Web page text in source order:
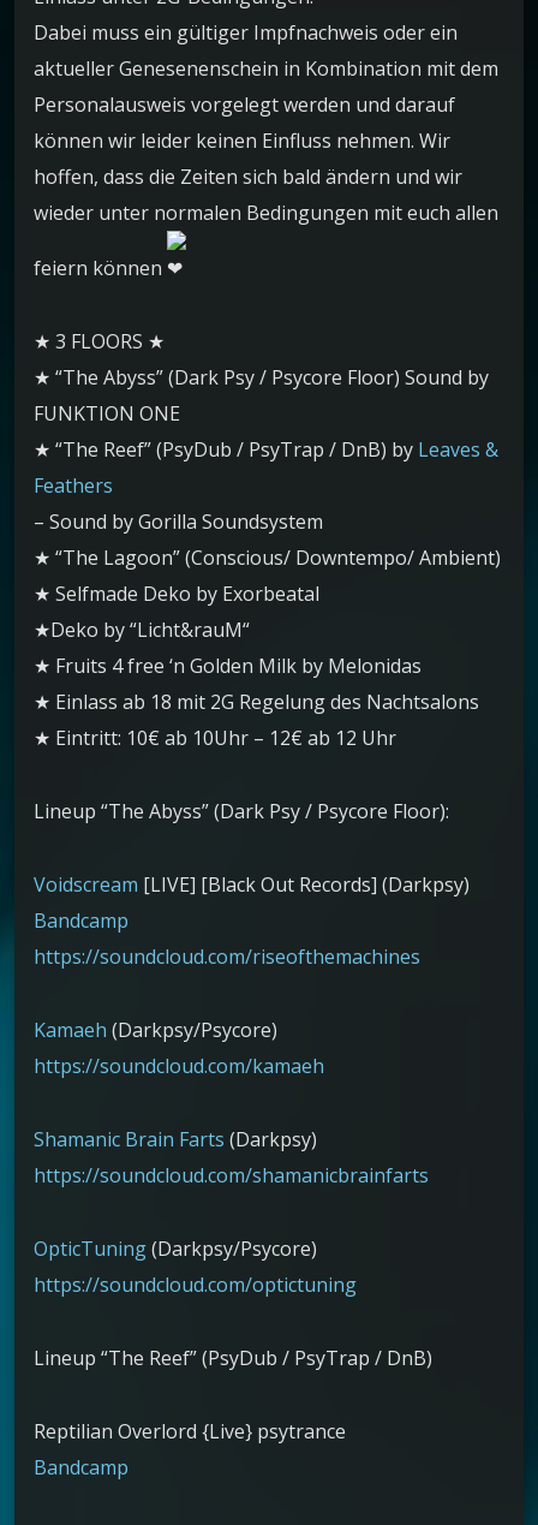
Dabei muss ein gültiger Impfnachweis oder ein
aktueller Genesenenschein in Kombination mit dem
Personalausweis vorgelegt werden und darauf
können wir leider keinen Einfluss nehmen. Wir
hoffen, dass die Zeiten sich bald ändern und wir
wieder unter normalen Bedingungen mit euch allen
feiern können
★ 3 FLOORS ★
★ “The Abyss” (Dark Psy / Psycore Floor) Sound by
FUNKTION ONE
★ “The Reef” (PsyDub / PsyTrap / DnB) by Leaves &
Feathers
– Sound by Gorilla Soundsystem
★ “The Lagoon” (Conscious/ Downtempo/ Ambient)
★ Selfmade Deko by Exorbeatal
★Deko by “Licht&rauM“
★ Fruits 4 free ‘n Golden Milk by Melonidas
★ Einlass ab 18 mit 2G Regelung des Nachtsalons
★ Eintritt: 10€ ab 10Uhr – 12€ ab 12 Uhr
Lineup “The Abyss” (Dark Psy / Psycore Floor):
Voidscream [LIVE] [Black Out Records] (Darkpsy)
Bandcamp
https://soundcloud.com/riseofthemachines
Kamaeh (Darkpsy/Psycore)
https://soundcloud.com/kamaeh
Shamanic Brain Farts (Darkpsy)
https://soundcloud.com/shamanicbrainfarts
OpticTuning(Darkpsy/Psycore)
https://soundcloud.com/optictuning
Lineup “The Reef” (PsyDub / PsyTrap / DnB)
Reptilian Overlord {Live} psytrance
Bandcamp